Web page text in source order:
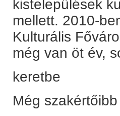
kistelepülések
mellett. 2010-
Kulturális
még van öt év,
keretbe
Még